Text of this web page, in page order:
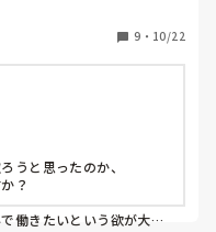
が大きくなっていま
生活は無駄では？と思
行った際大学受験のた
で挑戦するの凄いよ！｣
美容看護師になりまし
9 ・ 10/22
うと思ったのか、
？
働きたいという欲が大き